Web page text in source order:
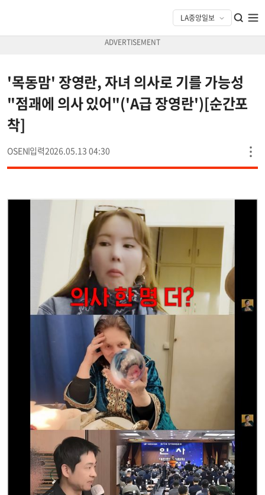
'목동맘' 장영란, 자녀 의사로 기를 가능성
"점괘에 의사 있어"('A급 장영란')[순간포
착]
OSEN 2026.05.13 04:30